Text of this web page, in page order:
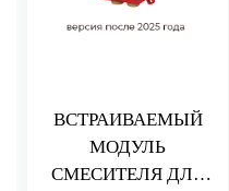
ВСТРАИВАЕМЫЙ
МОДУЛЬ
СМЕСИТЕЛЯ ДЛЯ